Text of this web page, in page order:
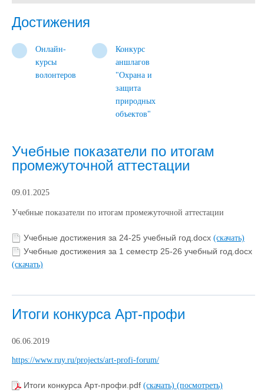
Достижения
Онлайн-
курсы
волонтеров
Конкурс
аншлагов
"Охрана и
защита
природных
объектов"
Учебные показатели по итогам
промежуточной аттестации
09.01.2025
Учебные показатели по итогам промежуточной аттестации
Учебные достижения за 24-25 учебный год.docx (скачать)
Учебные достижения за 1 семестр 25-26 учебный год.docx
(скачать)
Итоги конкурса Арт-профи
06.06.2019
https://www.ruy.ru/projects/art-profi-forum/
Итоги конкурса Арт-профи.pdf (скачать) (посмотреть)